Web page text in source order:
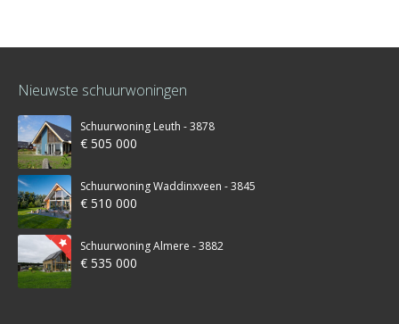
Nieuwste schuurwoningen
Schuurwoning Leuth - 3878
€ 505 000
Schuurwoning Waddinxveen - 3845
€ 510 000
Schuurwoning Almere - 3882
€ 535 000